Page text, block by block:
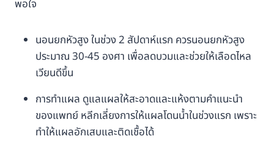
พอใจ
นอนยกหัวสูง ในช่วง 2 สัปดาห์แรก ควรนอนยกหัวสูง
ประมาณ 30-45 องศา เพื่อลดบวมและช่วยให้เลือดไหล
เวียนดีขึ้น
การทำแผล ดูแลแผลให้สะอาดและแห้งตามคำแนะนำ
ของแพทย์ หลีกเลี่ยงการให้แผลโดนน้ำในช่วงแรก เพราะ
ทำให้แผลอักเสบและติดเชื้อได้